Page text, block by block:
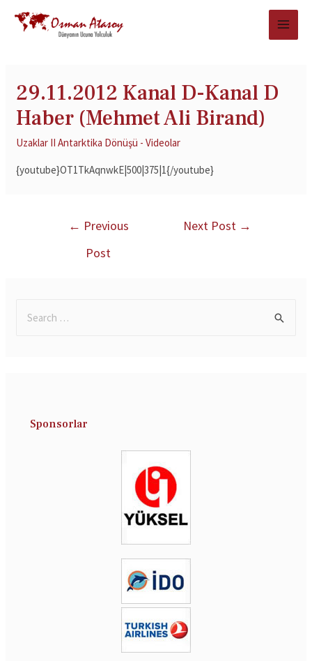
29.11.2012 Kanal D-Kanal D
Haber (Mehmet Ali Birand)
Uzaklar II Antarktika Dönüşü - Videolar
{youtube}OT1TkAqnwkE|500|375|1{/youtube}
← Previous
Post
Next Post →
Sponsorlar